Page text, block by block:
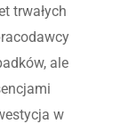
trwałych
ale
w